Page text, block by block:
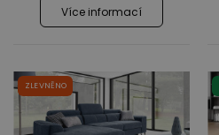
Více informací
ZLEVNĚNO